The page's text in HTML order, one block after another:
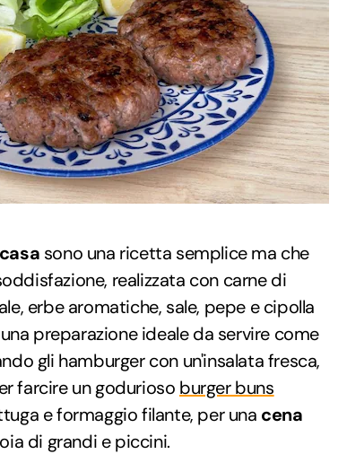
sono una ricetta semplice ma che
realizzata con carne di
erbe aromatiche, sale, pepe e cipolla
preparazione ideale da servire come
gli hamburger con un'insalata fresca,
farcire un godurioso burger buns
e formaggio filante, per una cena
di grandi e piccini.